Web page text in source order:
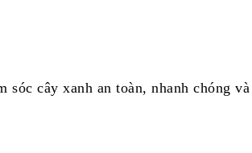
cây xanh an toàn, nhanh chóng